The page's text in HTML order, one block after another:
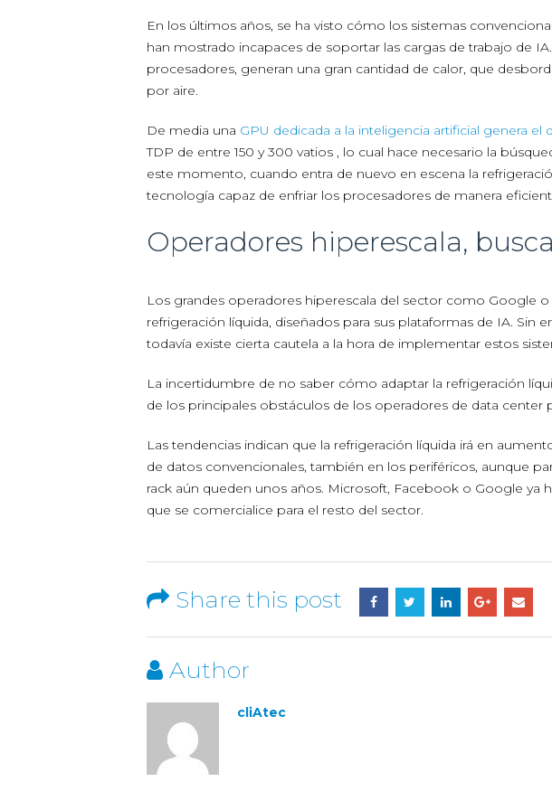
En los últimos años, se ha visto cómo los sistemas
han mostrado incapaces de soportar las cargas de trabajo de
procesadores, generan una gran cantidad de calor, que
por aire.
De media una GPU dedicada a la inteligencia artificial genera el
TDP de entre 150 y 300 vatios , lo cual hace necesario la
este momento, cuando entra de nuevo en escena la
tecnología capaz de enfriar los procesadores de manera
Operadores hiperescala,
Los grandes operadores hiperescala del sector como Google
refrigeración líquida, diseñados para sus plataformas de IA. Sin
todavía existe cierta cautela a la hora de implementar estos
La incertidumbre de no saber cómo adaptar la refrigeración
de los principales obstáculos de los operadores de data center
Las tendencias indican que la refrigeración líquida irá en
de datos convencionales, también en los periféricos, aunque
rack aún queden unos años. Microsoft, Facebook o Google ya
que se comercialice para el resto del sector.
Share this post
Author
cliAtec